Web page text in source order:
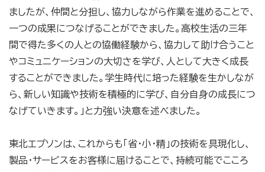
ましたが、仲間と分担し、協力しながら作業を進めることで、
一つの成果につなげることができました。高校生活の三年
間で得た多くの人との協働経験から、協力して助け合うこと
やコミュニケーションの大切さを学び、人として大きく成長
することができました。学生時代に培った経験を生かしなが
ら、新しい知識や技術を積極的に学び、自分自身の成長につ
なげていきます。」と力強い決意を述べました。
東北エプソンは、これからも「省・小・精」の技術を具現化し、
製品・サービスをお客様に届けることで、持続可能でこころ